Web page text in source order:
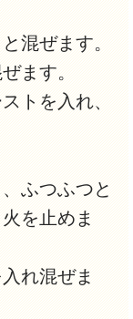
混ぜます。
ます。
トを入れ、
ふつふつと
を止めま
れ混ぜま